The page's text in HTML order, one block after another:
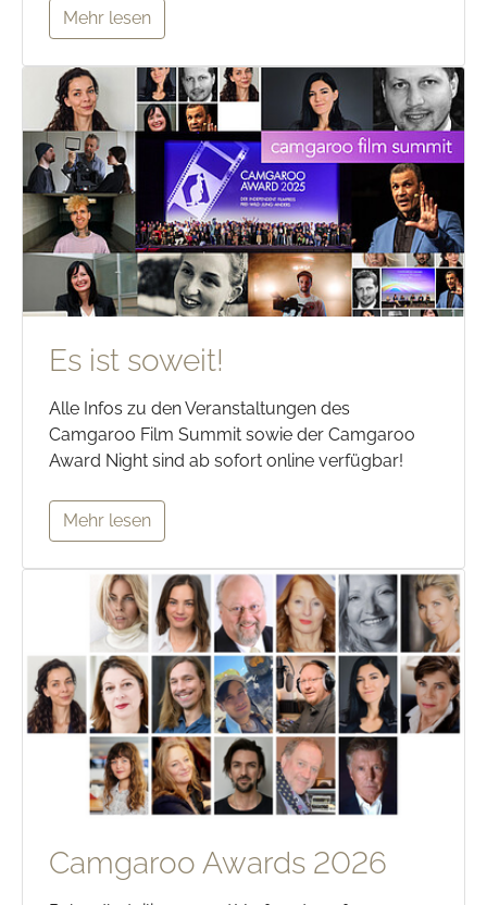
Mehr lesen
Es ist soweit!
Alle Infos zu den Veranstaltungen des
Camgaroo Film Summit sowie der Camgaroo
Award Night sind ab sofort online verfügbar!
Mehr lesen
Camgaroo Awards 2026